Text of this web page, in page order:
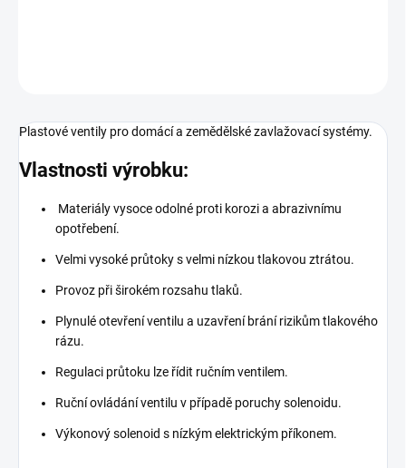
Plastové ventily pro domácí a zemědělské zavlažovací systémy.
Vlastnosti výrobku:
Materiály vysoce odolné proti korozi a abrazivnímu
opotřebení.
Velmi vysoké průtoky s velmi nízkou tlakovou ztrátou.
Provoz při širokém rozsahu tlaků.
Plynulé otevření ventilu a uzavření brání rizikům tlakového
rázu.
Regulaci průtoku lze řídit ručním ventilem.
Ruční ovládání ventilu v případě poruchy solenoidu.
Výkonový solenoid s nízkým elektrickým příkonem.